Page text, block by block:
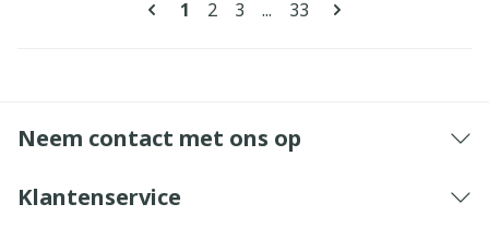
U lees momenteel pagina
1 Pagina
2 Pagina
3 ... Pagina
33
Neem contact met ons op
Klantenservice